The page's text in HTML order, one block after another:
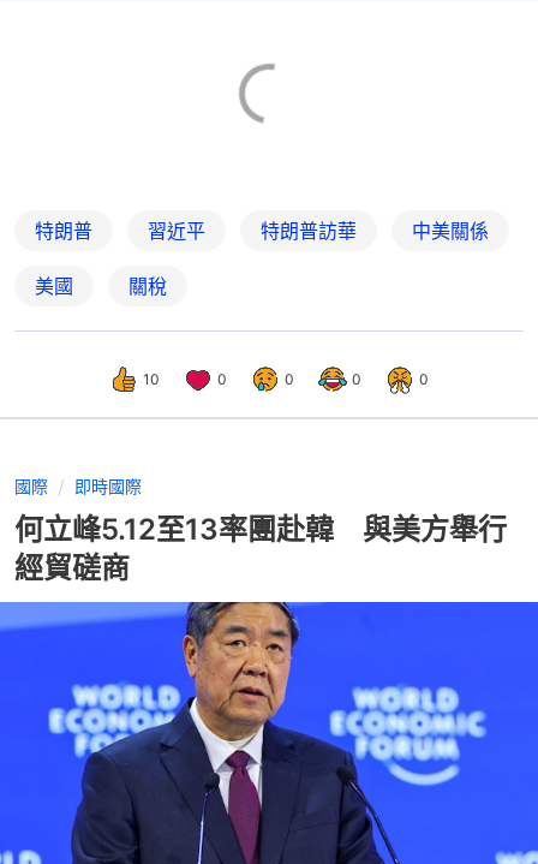
特朗普 習近平 特朗普訪華 中美關係
美國 關稅
10 0 0 0 0
國際 即時國際
何立峰5.12至13率團赴韓 與美方舉行
經貿磋商